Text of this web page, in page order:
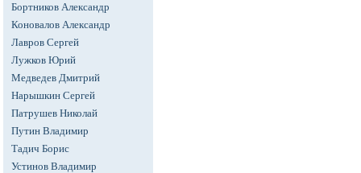
Бортников Александр
Коновалов Александр
Лавров Сергей
Лужков Юрий
Медведев Дмитрий
Нарышкин Сергей
Патрушев Николай
Путин Владимир
Тадич Борис
Устинов Владимир